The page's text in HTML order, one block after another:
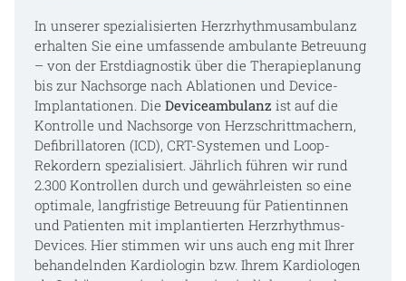
In unserer spezialisierten Herzrhythmusambulanz
erhalten Sie eine umfassende ambulante Betreuung
– von der Erstdiagnostik über die Therapieplanung
bis zur Nachsorge nach Ablationen und Device-
Implantationen. Die Deviceambulanz ist auf die
Kontrolle und Nachsorge von Herzschrittmachern,
Defibrillatoren (ICD), CRT-Systemen und Loop-
Rekordern spezialisiert. Jährlich führen wir rund
2.300 Kontrollen durch und gewährleisten so eine
optimale, langfristige Betreuung für Patientinnen
und Patienten mit implantierten Herzrhythmus-
Devices. Hier stimmen wir uns auch eng mit Ihrer
behandelnden Kardiologin bzw. Ihrem Kardiologen